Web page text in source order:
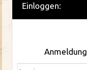
Einloggen:
Anmeldung